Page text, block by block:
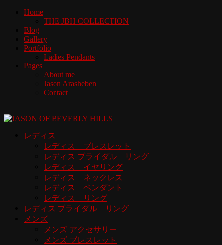
Home
THE JBH COLLECTION
Blog
Gallery
Portfolio
Ladies Pendants
Pages
About me
Jason Arasheben
Contact
レディス
レディス ブレスレット
レディス ブライダル リング
レディス イヤリング
レディス ネックレス
レディス ペンダント
レディス リング
レディス ブライダル リング
メンズ
メンズ アクセサリー
メンズ ブレスレット